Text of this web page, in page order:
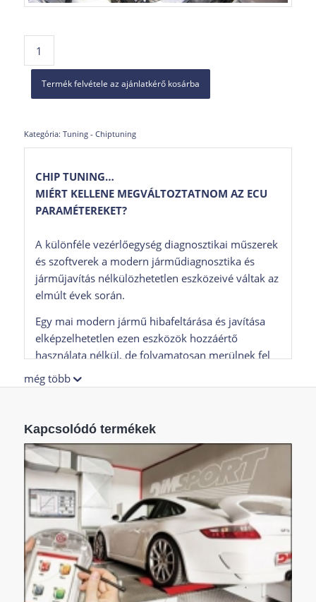
Termék felvétele az ajánlatkérő kosárba
Kategória: Tuning - Chiptuning
CHIP TUNING…
MIÉRT KELLENE MEGVÁLTOZTATNOM AZ ECU
PARAMÉTEREKET?
A különféle vezérlőegység diagnosztikai műszerek
és szoftverek a modern járműdiagnosztika és
járműjavítás nélkülözhetetlen eszközeivé váltak az
elmúlt évek során.
Egy mai modern jármű hibafeltárása és javítása
elképzelhetetlen ezen eszközök hozzáértő
használata nélkül, de folyamatosan merülnek fel
olyan feladatok, amelyek a meglévő diagnosztikai
műszerpark segítségével nem végezhetőek el.
eszköz iránt, amelyik a hibafeltáráson,
diagnosztikán túl, lehetőséget biztosít a
vezérlőegységben tárolt adatok módosítására is.
Az univerzális diagnosztikai eszközök ilyen
értelmű lehetőségei eléggé korlátozottak, és csak
néhány paraméter módosításra adnak
lehetőséget. A szakemberek sokszor ezeknél a
lehetőségeknél többet szeretnének elérni,
szabadon szeretnék módosítani, optimalizálni, a
járműtulajdonos igényei alapján finomhangolni a
még több
Kapcsolódó termékek